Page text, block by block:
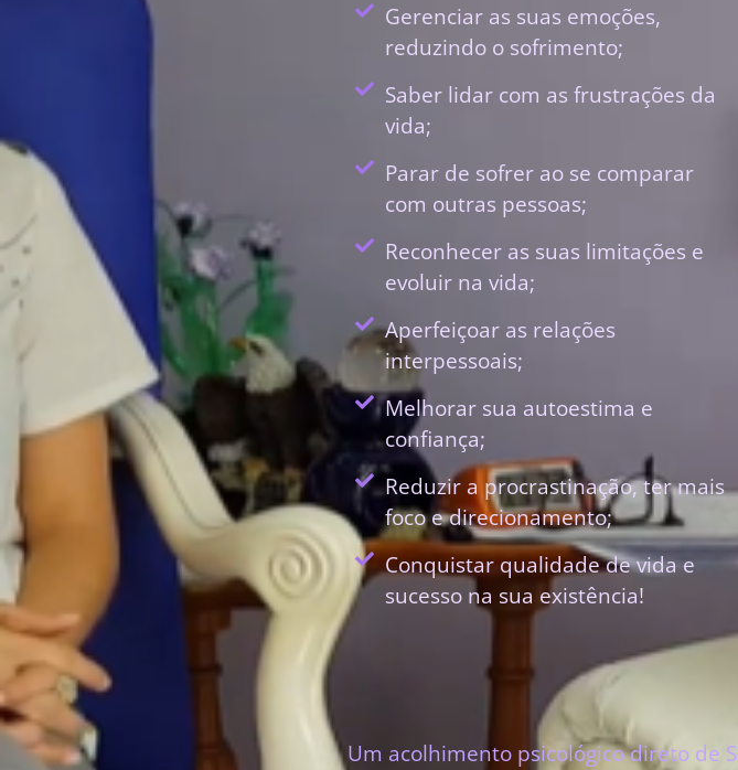
Gerenciar as suas emoções,
reduzindo o sofrimento;
Saber lidar com as frustrações da
vida;
Parar de sofrer ao se comparar
com outras pessoas;
Reconhecer as suas limitações e
evoluir na vida;
Aperfeiçoar as relações
interpessoais;
Melhorar sua autoestima e
confiança;
Reduzir a procrastinação, ter mais
foco e direcionamento;
Conquistar qualidade de vida e
sucesso na sua existência!
Um acolhimento psicológico direto de